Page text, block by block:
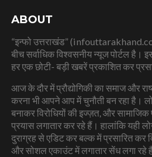
ABOUT
“इन्फो उत्तराखंड”
बीच सर्वाधिक विश्वसनीय न्यूज पोर्टल
हर एक छोटी- बड़ी खबरें प्रकाशित कर
आज के दौर में प्रौद्योगिकी का समाज और
करना भी आपने आप में चुनौती बन रहा है।
बनाकर विरोधियों की इज्ज़त, और
प्रयास लगातार कर रहे हैं। हालांकि यही
दुराग्रह से एडिट कर बल्क में प्रसारित कर
और सोशल एकाउंट में लगातार सेंध लगा रहे